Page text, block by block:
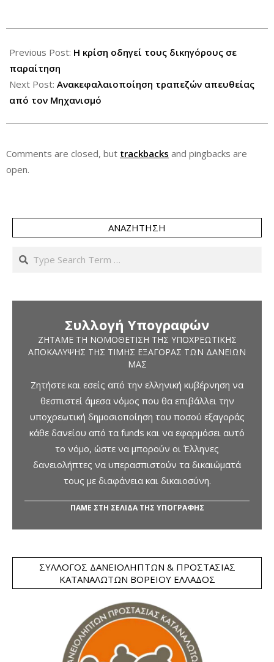
06-
30
Previous Post: Η κρίση οδηγεί τους δικηγόρους σε
παραίτηση
Next Post: Ανακεφαλαιοποίηση τραπεζών απευθείας
από τον Μηχανισμό
Comments are closed, but trackbacks and pingbacks are
open.
ΑΝΑΖΉΤΗΣΗ
Search
Συλλογή Υπογραφών
ΖΗΤΆΜΕ ΤΗ ΝΟΜΟΘΈΤΙΣΗ ΤΗΣ ΥΠΟΧΡΕΩΤΙΚΉΣ
ΑΠΟΚΆΛΥΨΗΣ ΤΗΣ ΤΙΜΉΣ ΕΞΑΓΟΡΆΣ ΤΩΝ ΔΑΝΕΊΩΝ
ΜΑΣ
Ζητήστε και εσείς από την ελληνική κυβέρνηση να
θεσπιστεί άμεσα νόμος που θα επιβάλλει την
υποχρεωτική δημοσιοποίηση του ποσού εξαγοράς
κάθε δανείου από τα funds και να εφαρμόσει αυτό
το νόμο, ώστε να μπορούν οι Έλληνες
δανειολήπτες να υπερασπιστούν τα δικαιώματά
τους με διαφάνεια και δικαιοσύνη.
ΠΑΜΕ ΣΤΗ ΣΕΛΙΔΑ ΤΗΣ ΥΠΟΓΡΑΦΗΣ
ΣΎΛΛΟΓΟΣ ΔΑΝΕΙΟΛΗΠΤΏΝ & ΠΡΟΣΤΑΣΊΑΣ
ΚΑΤΑΝΑΛΩΤΏΝ ΒΟΡΕΊΟΥ ΕΛΛΆΔΟΣ